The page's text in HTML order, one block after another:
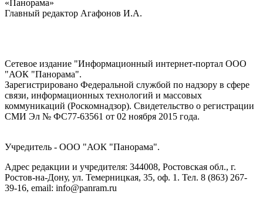
«Панорама»
Главный редактор Агафонов И.А.
Сетевое издание "Информационный интернет-портал ООО
"АОК "Панорама".
Зарегистрировано Федеральной службой по надзору в сфере
связи, информационных технологий и массовых
коммуникаций (Роскомнадзор). Cвидетельство о регистрации
СМИ Эл № ФС77-63561 от 02 ноября 2015 года.
Учредитель - ООО "АОК "Панорама".
Адрес редакции и учредителя: 344008, Ростовская обл., г.
Ростов-на-Дону, ул. Темерницкая, 35, оф. 1. Тел. 8 (863) 267-
39-16, email: info@panram.ru